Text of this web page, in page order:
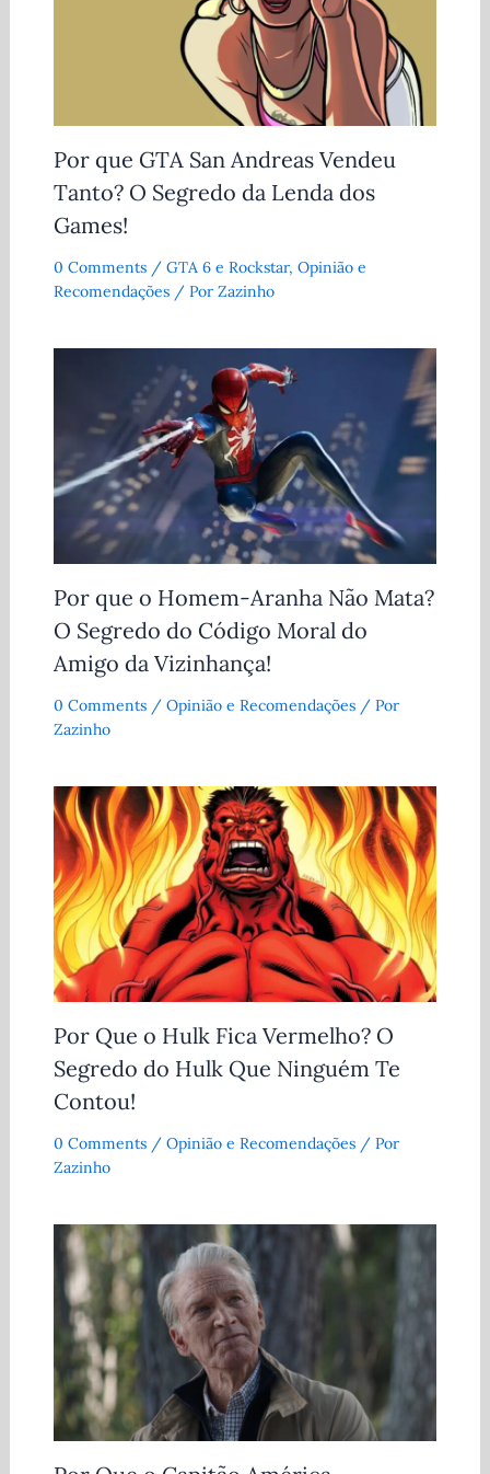
Por que GTA San Andreas Vendeu
Tanto? O Segredo da Lenda dos
Games!
0 Comments / GTA 6 e Rockstar, Opinião e
Recomendações/ Por Zazinho
Por que o Homem-Aranha Não Mata?
O Segredo do Código Moral do
Amigo da Vizinhança!
0 Comments / Opinião e Recomendações/ Por
Zazinho
Por Que o Hulk Fica Vermelho? O
Segredo do Hulk Que Ninguém Te
Contou!
0 Comments / Opinião e Recomendações/ Por
Zazinho